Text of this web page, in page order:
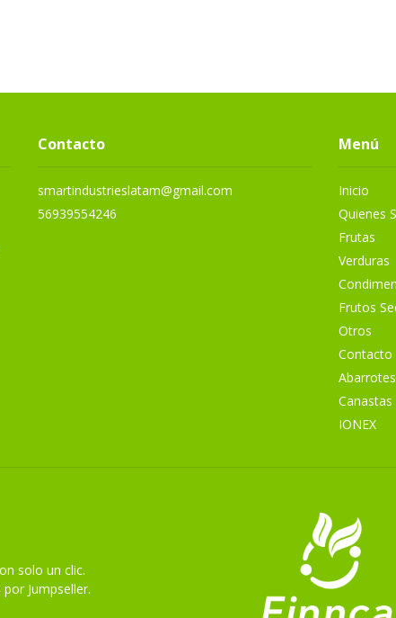
Contacto
smartindustrieslatam@gmail.com
56939554246
Menú
Inicio
Quienes
Frutas
Verduras
Frutos
Otros
Contacto
Abarrotes
Canastas
IONEX
solo un clic.
Jumpseller.